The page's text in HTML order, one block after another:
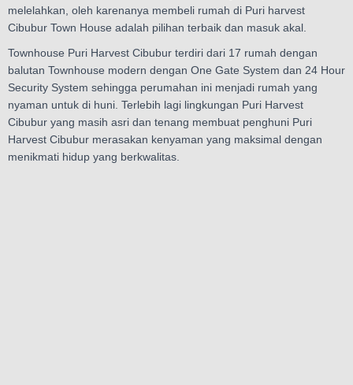
melelahkan, oleh karenanya membeli rumah di Puri harvest
Cibubur Town House adalah pilihan terbaik dan masuk akal.
Townhouse Puri Harvest Cibubur terdiri dari 17 rumah dengan
balutan Townhouse modern dengan One Gate System dan 24 Hour
Security System sehingga perumahan ini menjadi rumah yang
nyaman untuk di huni. Terlebih lagi lingkungan Puri Harvest
Cibubur yang masih asri dan tenang membuat penghuni Puri
Harvest Cibubur merasakan kenyaman yang maksimal dengan
menikmati hidup yang berkwalitas.